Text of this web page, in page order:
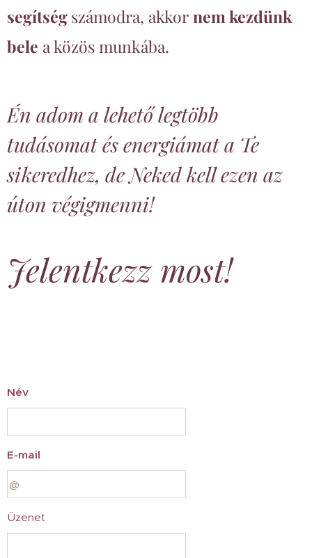
segítségszámodra, akkornem kezdünk
bele a közös munkába.
Én adom a lehető legtöbb
tudásomat és energiámat a Te
sikeredhez, de Neked kell ezen az
úton végigmenni!
Jelentkezz most!
Név
E-mail
Üzenet